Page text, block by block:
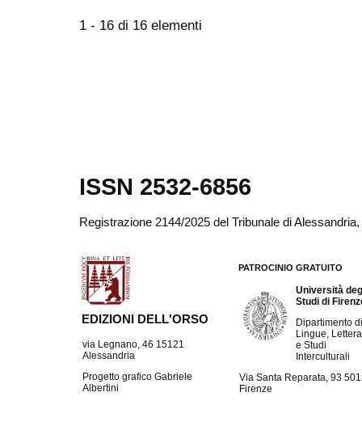
1 - 16 di 16 elementi
ISSN 2532-6856
Registrazione 2144/2025 del Tribunale di
EDIZIONI DELL'ORSO
via Legnano, 46 15121
Alessandria
Progetto grafico Gabriele
Albertini
PATROCINIO GRATUITO
Università
Studi di
Dipartimento
Lingue,
e Studi
Interculturali
Via Santa Reparata, 93
Firenze